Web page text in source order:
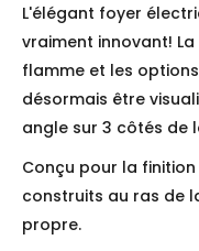
L'élégant foyer
vraiment innovant!
flamme et les
désormais être
angle sur 3 côtés de
Conçu pour la
construits au ras de
propre.